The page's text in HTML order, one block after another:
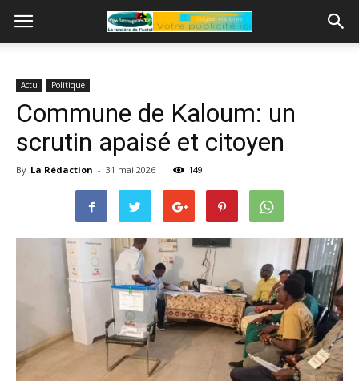
Actu Politique
Commune de Kaloum: un
scrutin apaisé et citoyen
By La Rédaction - 31 mai 2026 149